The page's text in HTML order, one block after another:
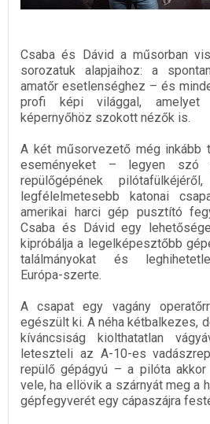
Csaba és Dávid a műsorban
sorozatuk alapjaihoz: a
amatőr esetlenséghez – és
profi képi világgal, amelyet
képernyőhöz szokott nézők is.
A két műsorvezető még inkább
eseményeket – legyen szó
repülőgépének
legfélelmetesebb katonai
amerikai harci gép pusztító
Csaba és Dávid egy
kipróbálja a legelképesztőbb
találmányokat és
Európa-szerte.
A csapat egy vagány
egészült ki. A néha kétbalkezes,
kíváncsiság kiolthatatlan
leteszteli az A-10-es
repülő gépágyú – a pilóta
vele, ha ellövik a szárnyát meg a
gépfegyverét egy cápaszájra